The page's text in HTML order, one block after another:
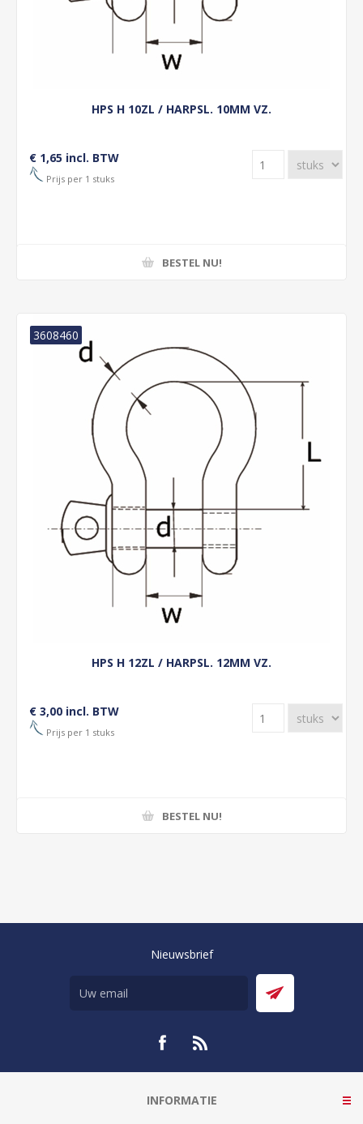
HPS H 10ZL / HARPSL. 10MM VZ.
€ 1,65 incl. BTW
Prijs per 1 stuks
BESTEL NU!
HPS H 12ZL / HARPSL. 12MM VZ.
3608460
€ 3,00 incl. BTW
Prijs per 1 stuks
BESTEL NU!
Nieuwsbrief
INFORMATIE